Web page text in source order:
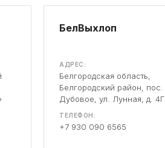
БелВыхлоп
АДРЕС:
Белгородская область,
Белгородский район, пос.
Дубовое, ул. Лунная, д. 4Г
ТЕЛЕФОН:
+7 930 090 6565